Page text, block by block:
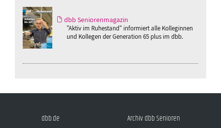
dbb Seniorenmagazin
"Aktiv im Ruhestand" informiert alle Kolleginnen
und Kollegen der Generation 65 plus im dbb.
dbb.de Archiv dbb Senioren